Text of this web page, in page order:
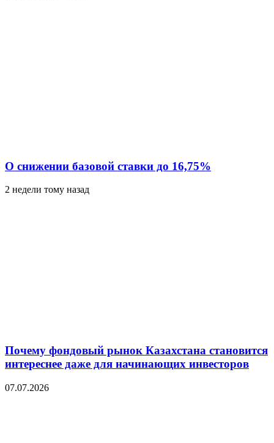
О снижении базовой ставки до 16,75%
2 недели тому назад
Почему фондовый рынок Казахстана становится
интереснее даже для начинающих инвесторов
07.07.2026